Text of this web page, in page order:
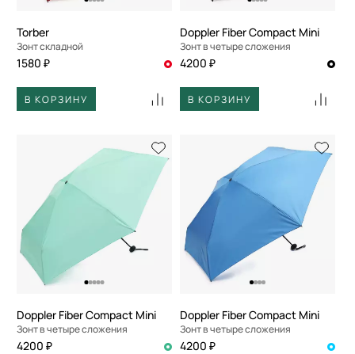
Torber
Зонт складной
1580 ₽
В КОРЗИНУ
Doppler Fiber Compact Mini
Зонт в четыре сложения
4200 ₽
В КОРЗИНУ
Doppler Fiber Compact Mini
Зонт в четыре сложения
4200 ₽
Doppler Fiber Compact Mini
Зонт в четыре сложения
4200 ₽